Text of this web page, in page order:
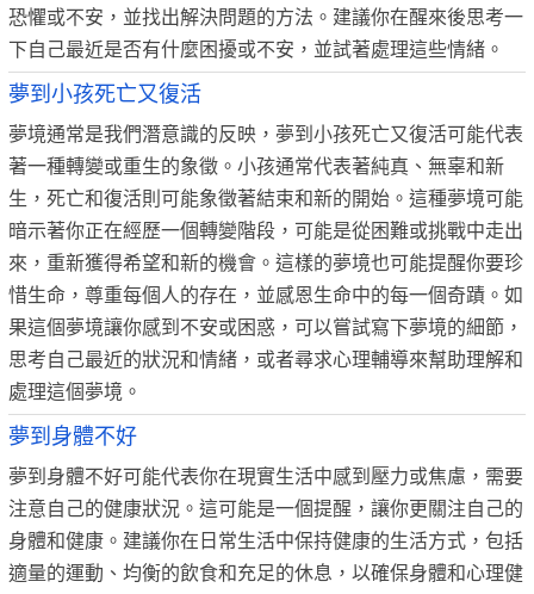
恐懼或不安，並找出解決問題的方法。建議你在醒來後思考一
下自己最近是否有什麼困擾或不安，並試著處理這些情緒。
夢到小孩死亡又復活
夢境通常是我們潛意識的反映，夢到小孩死亡又復活可能代表
著一種轉變或重生的象徵。小孩通常代表著純真、無辜和新
生，死亡和復活則可能象徵著結束和新的開始。這種夢境可能
暗示著你正在經歷一個轉變階段，可能是從困難或挑戰中走出
來，重新獲得希望和新的機會。這樣的夢境也可能提醒你要珍
惜生命，尊重每個人的存在，並感恩生命中的每一個奇蹟。如
果這個夢境讓你感到不安或困惑，可以嘗試寫下夢境的細節，
思考自己最近的狀況和情緒，或者尋求心理輔導來幫助理解和
處理這個夢境。
夢到身體不好
夢到身體不好可能代表你在現實生活中感到壓力或焦慮，需要
注意自己的健康狀況。這可能是一個提醒，讓你更關注自己的
身體和健康。建議你在日常生活中保持健康的生活方式，包括
適量的運動、均衡的飲食和充足的休息，以確保身體和心理健